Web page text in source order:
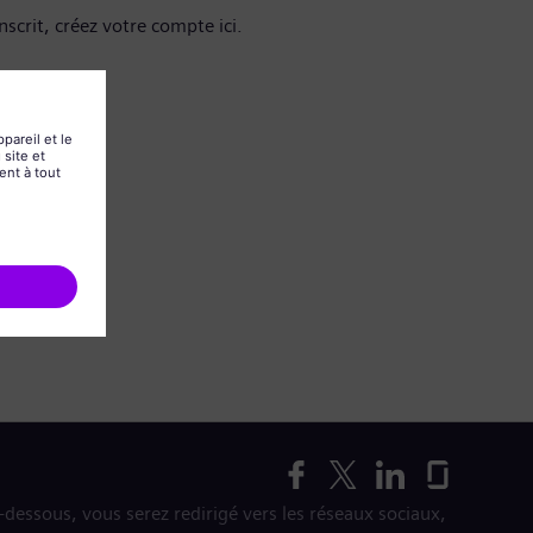
créez votre compte ici.
vous serez redirigé vers les réseaux sociaux,